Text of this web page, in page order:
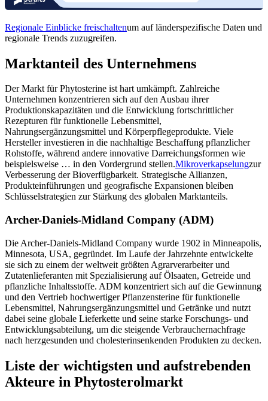
Regionale Einblicke freischaltenum auf länderspezifische Daten und
regionale Trends zuzugreifen.
Marktanteil des Unternehmens
Der Markt für Phytosterine ist hart umkämpft. Zahlreiche
Unternehmen konzentrieren sich auf den Ausbau ihrer
Produktionskapazitäten und die Entwicklung fortschrittlicher
Rezepturen für funktionelle Lebensmittel,
Nahrungsergänzungsmittel und Körperpflegeprodukte. Viele
Hersteller investieren in die nachhaltige Beschaffung pflanzlicher
Rohstoffe, während andere innovative Darreichungsformen wie
beispielsweise … in den Vordergrund stellen.Mikroverkapselungzur
Verbesserung der Bioverfügbarkeit. Strategische Allianzen,
Produkteinführungen und geografische Expansionen bleiben
Schlüsselstrategien zur Stärkung des globalen Marktanteils.
Archer-Daniels-Midland Company (ADM)
Die Archer-Daniels-Midland Company wurde 1902 in Minneapolis,
Minnesota, USA, gegründet. Im Laufe der Jahrzehnte entwickelte
sie sich zu einem der weltweit größten Agrarverarbeiter und
Zutatenlieferanten mit Spezialisierung auf Ölsaaten, Getreide und
pflanzliche Inhaltsstoffe. ADM konzentriert sich auf die Gewinnung
und den Vertrieb hochwertiger Pflanzensterine für funktionelle
Lebensmittel, Nahrungsergänzungsmittel und Getränke und nutzt
dabei seine globale Lieferkette und seine starke Forschungs- und
Entwicklungsabteilung, um die steigende Verbrauchernachfrage
nach herzgesunden und cholesterinsenkenden Produkten zu decken.
Liste der wichtigsten und aufstrebenden
Akteure in Phytosterolmarkt